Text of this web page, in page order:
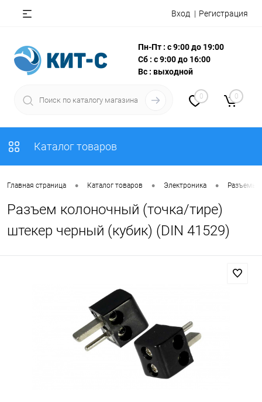
Вход Регистрация
Пн-Пт : с 9:00 до 19:00
Сб : с 9:00 до 16:00
Вс : выходной
0 0
Каталог товаров
Главная страница • Каталог товаров • Электроника • Разъемы,
Разъем колоночный (точка/тире)
штекер черный (кубик) (DIN 41529)